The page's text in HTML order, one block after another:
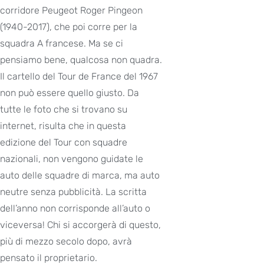
corridore Peugeot Roger Pingeon
(1940-2017), che poi corre per la
squadra A francese. Ma se ci
pensiamo bene, qualcosa non quadra.
Il cartello del Tour de France del 1967
non può essere quello giusto. Da
tutte le foto che si trovano su
internet, risulta che in questa
edizione del Tour con squadre
nazionali, non vengono guidate le
auto delle squadre di marca, ma auto
neutre senza pubblicità. La scritta
dell’anno non corrisponde all’auto o
viceversa! Chi si accorgerà di questo,
più di mezzo secolo dopo, avrà
pensato il proprietario.